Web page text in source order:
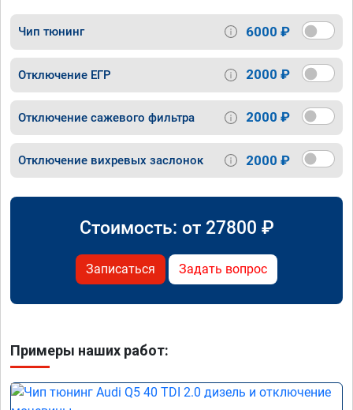
Чип тюнинг 6000 ₽
Отключение ЕГР 2000 ₽
Отключение сажевого фильтра 2000 ₽
Отключение вихревых заслонок 2000 ₽
Стоимость: от 27800 ₽
Записаться Задать вопрос
Примеры наших работ: